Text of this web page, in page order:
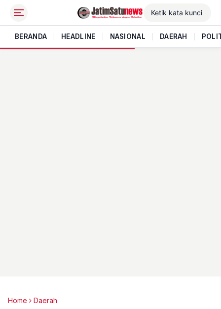
BERANDA HEADLINE NASIONAL DAERAH
Home Daerah